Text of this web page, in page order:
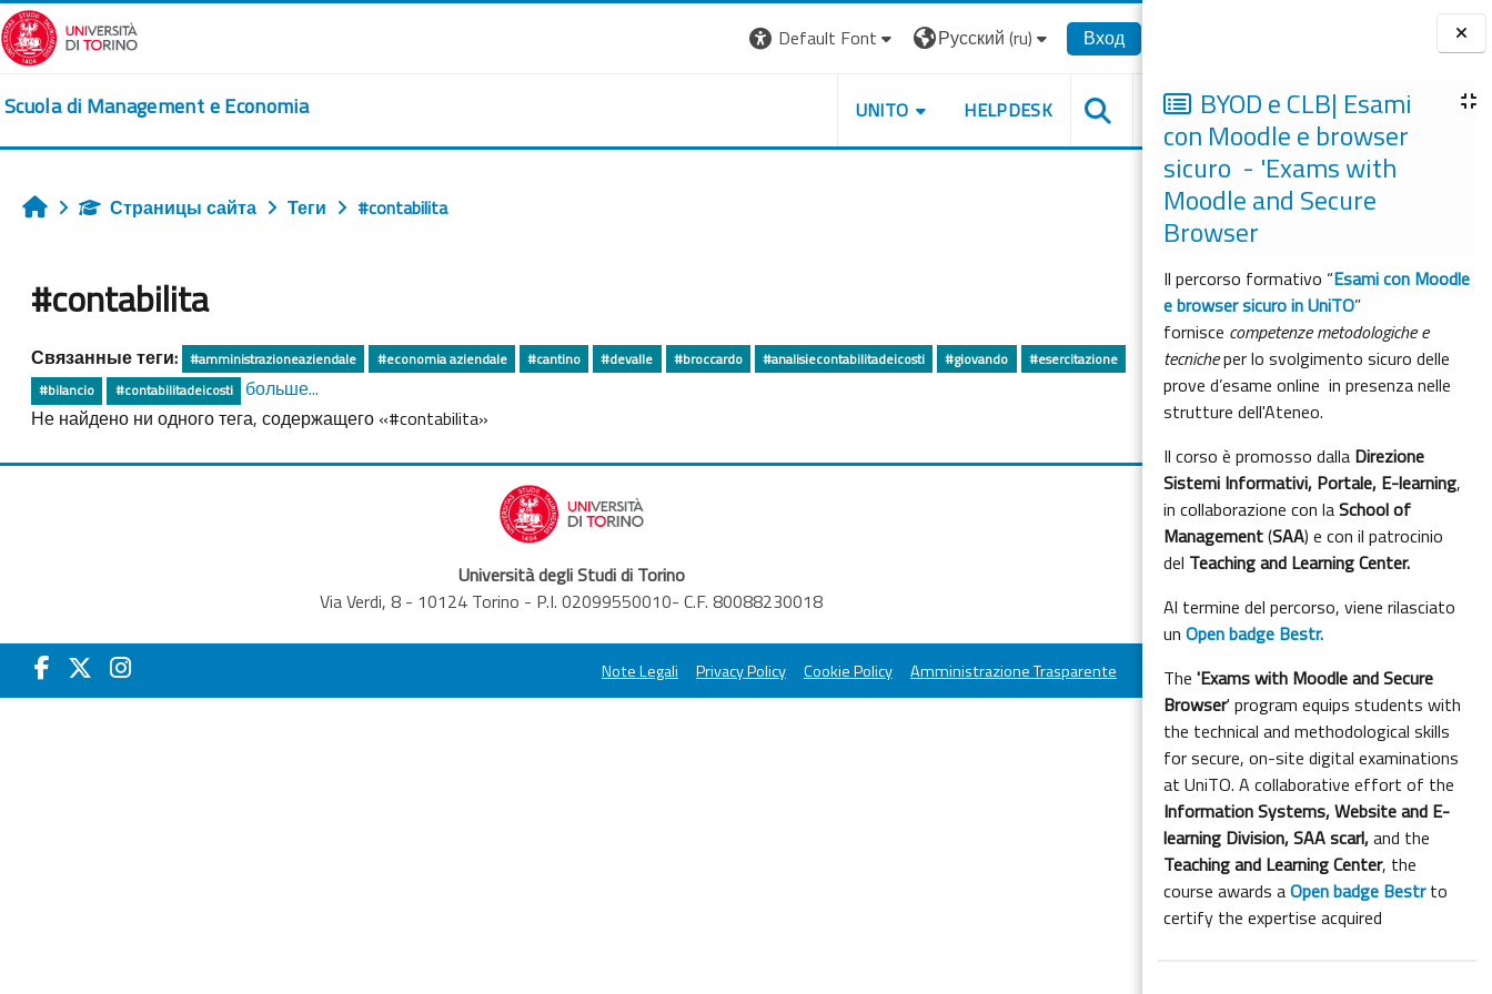
Перейти к основному содержанию
Блоки
BYOD e CLB| Esami
con Moodle e browser
sicuro - 'Exams with
Moodle and Secure
Browser
Il percorso formativo “Esami con Moodle
e browser sicuro in UniTO”
fornisce competenze metodologiche e
tecnicheper lo svolgimento sicuro delle
prove d’esame online in presenza nelle
strutture dell'Ateneo.
Il corso è promosso dalla Direzione
Sistemi Informativi, Portale, E-learning,
in collaborazione con laSchool of
Management(SAA) e con il patrocinio
del Teaching and Learning Center.
Al termine del percorso, viene rilasciato
unOpen badge Bestr.
The'Exams with Moodle and Secure
Browser' program equips students with
the technical and methodological skills
for secure, on-site digital examinations
at UniTO. A collaborative effort of the
Information Systems, Website and E-
learning Division,SAA scarl,and the
Teaching and Learning Center, the
course awards aOpen badge Bestrto
certify the expertise acquired
Default Font Русский ‎(ru)‎ Вход
Scuola di Management e Economia UNITO HELPDESK
ГлавнаяСтраницы сайта Теги #contabilita
#contabilita
Связанные теги: #amministrazioneaziendale #economia aziendale #cantino #devalle #broccardo #analisiecontabilitadeicosti #giovando
#esercitazione
#bilancio
#contabilitadeicosti
больше...
Не найдено ни одного тега, содержащего «#contabilita»
Università degli Studi di Torino
Via Verdi, 8 - 10124 Torino - P.I. 02099550010- C.F. 80088230018
Note Legali Privacy Policy Cookie Policy Amministrazione Trasparente